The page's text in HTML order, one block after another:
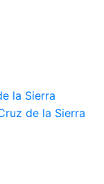
la Sierra
de la Sierra